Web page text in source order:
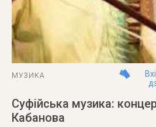
МУЗИКА
Суфійська музика:
Кабанова